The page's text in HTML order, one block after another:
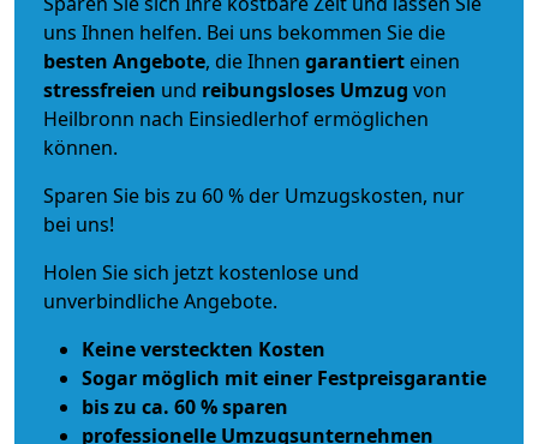
uns Ihnen helfen. Bei uns bekommen Sie die
besten Angebote, die Ihnen garantiert einen
stressfreien und reibungsloses Umzug von
Heilbronn nach Einsiedlerhof ermöglichen
können.
Sparen Sie bis zu 60 % der Umzugskosten, nur
bei uns!
Holen Sie sich jetzt kostenlose und
unverbindliche Angebote.
Keine versteckten Kosten
Sogar möglich mit einer Festpreisgarantie
bis zu ca. 60 % sparen
professionelle Umzugsunternehmen